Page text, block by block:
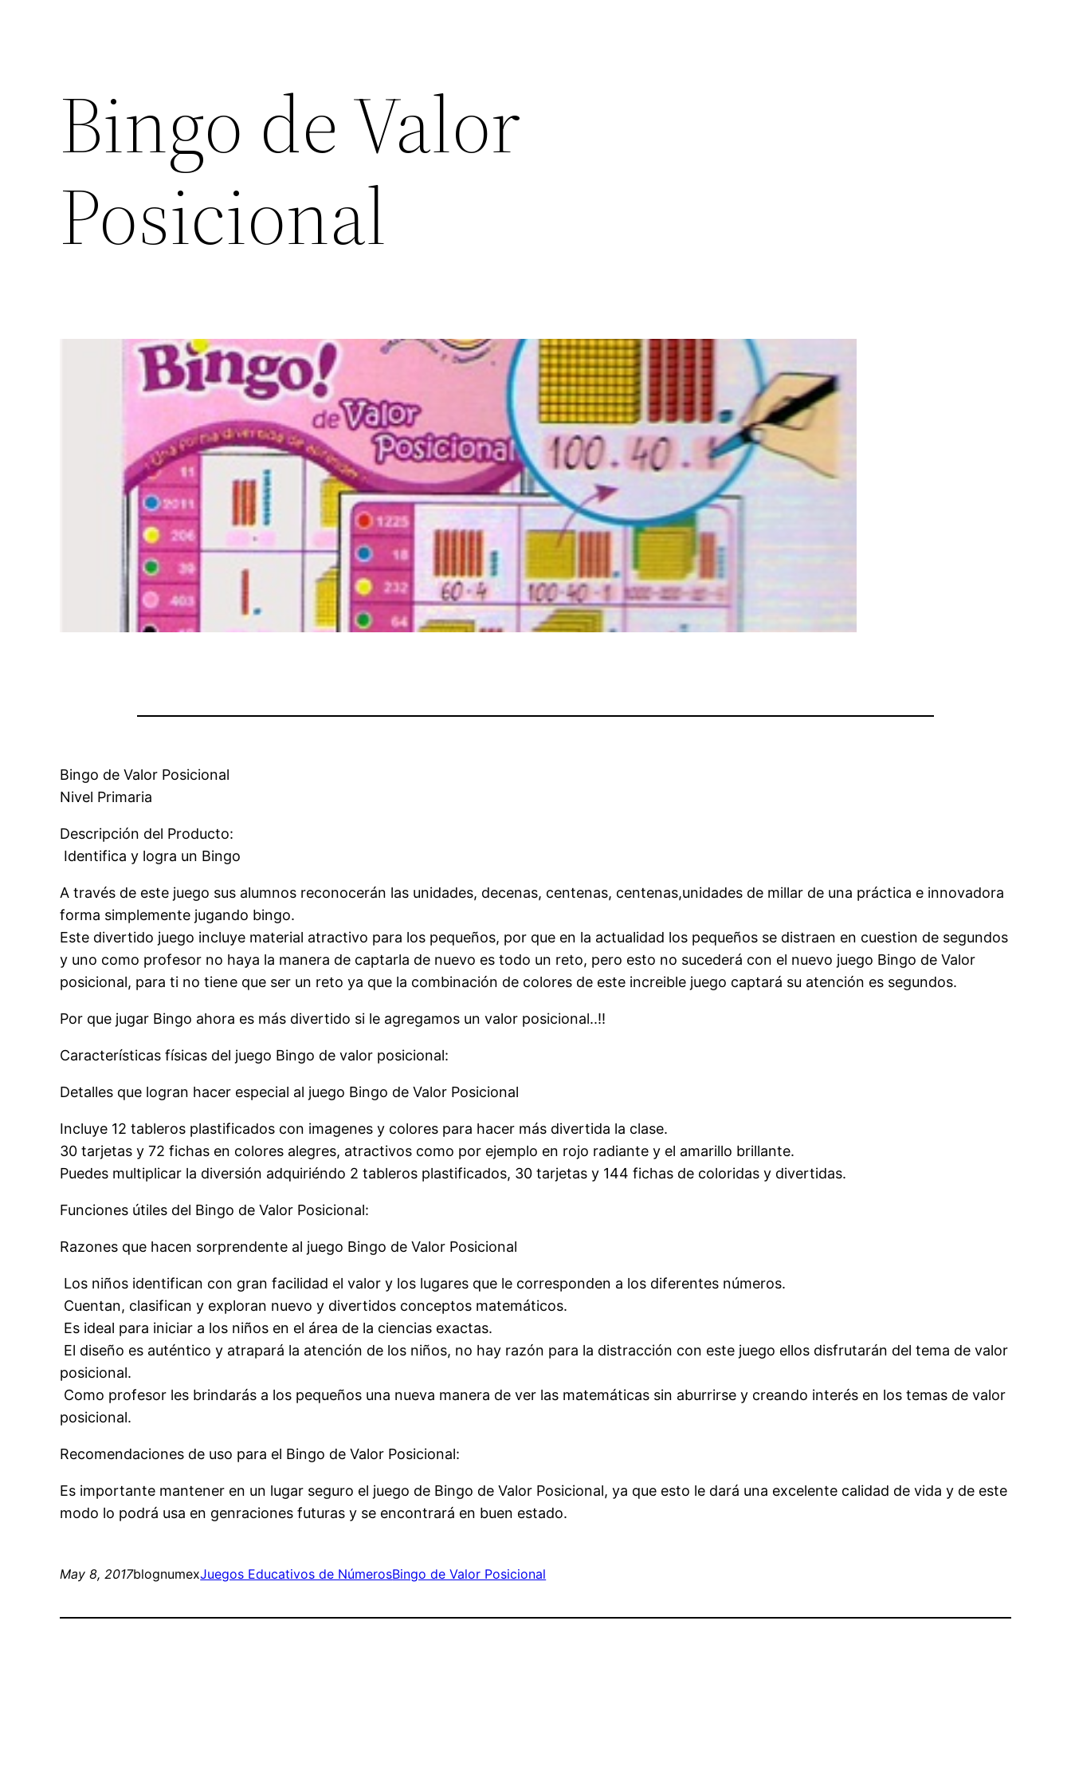
Bingo de Valor
Posicional
Bingo de Valor Posicional
Nivel Primaria
Descripción del Producto:
 Identifica y logra un Bingo 
A través de este juego sus alumnos reconocerán las unidades, decenas, centenas, centenas,unidades de millar de una práctica e innovadora
forma simplemente jugando bingo.
Este divertido juego incluye material atractivo para los pequeños, por que en la actualidad los pequeños se distraen en cuestion de segundos
y uno como profesor no haya la manera de captarla de nuevo es todo un reto, pero esto no sucederá con el nuevo juego Bingo de Valor
posicional, para ti no tiene que ser un reto ya que la combinación de colores de este increible juego captará su atención es segundos.
Por que jugar Bingo ahora es más divertido si le agregamos un valor posicional..!!
Características físicas del juego Bingo de valor posicional:
Detalles que logran hacer especial al juego Bingo de Valor Posicional
Incluye 12 tableros plastificados con imagenes y colores para hacer más divertida la clase.
30 tarjetas y 72 fichas en colores alegres, atractivos como por ejemplo en rojo radiante y el amarillo brillante.
Puedes multiplicar la diversión adquiriéndo 2 tableros plastificados, 30 tarjetas y 144 fichas de coloridas y divertidas.
Funciones útiles del Bingo de Valor Posicional:
Razones que hacen sorprendente al juego Bingo de Valor Posicional
 Los niños identifican con gran facilidad el valor y los lugares que le corresponden a los diferentes números.
 Cuentan, clasifican y exploran nuevo y divertidos conceptos matemáticos.
 Es ideal para iniciar a los niños en el área de la ciencias exactas.
 El diseño es auténtico y atrapará la atención de los niños, no hay razón para la distracción con este juego ellos disfrutarán del tema de valor
posicional.
 Como profesor les brindarás a los pequeños una nueva manera de ver las matemáticas sin aburrirse y creando interés en los temas de valor
posicional.
Recomendaciones de uso para el Bingo de Valor Posicional:
Es importante mantener en un lugar seguro el juego de Bingo de Valor Posicional, ya que esto le dará una excelente calidad de vida y de este
modo lo podrá usa en genraciones futuras y se encontrará en buen estado.
May 8, 2017blognumexJuegos Educativos de NúmerosBingo de Valor Posicional